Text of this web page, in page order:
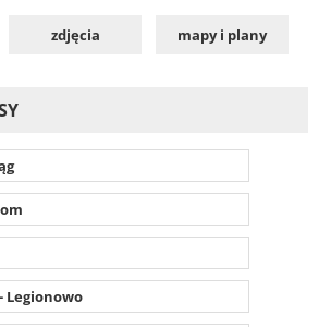
zdjęcia mapy i plany
Legionowo